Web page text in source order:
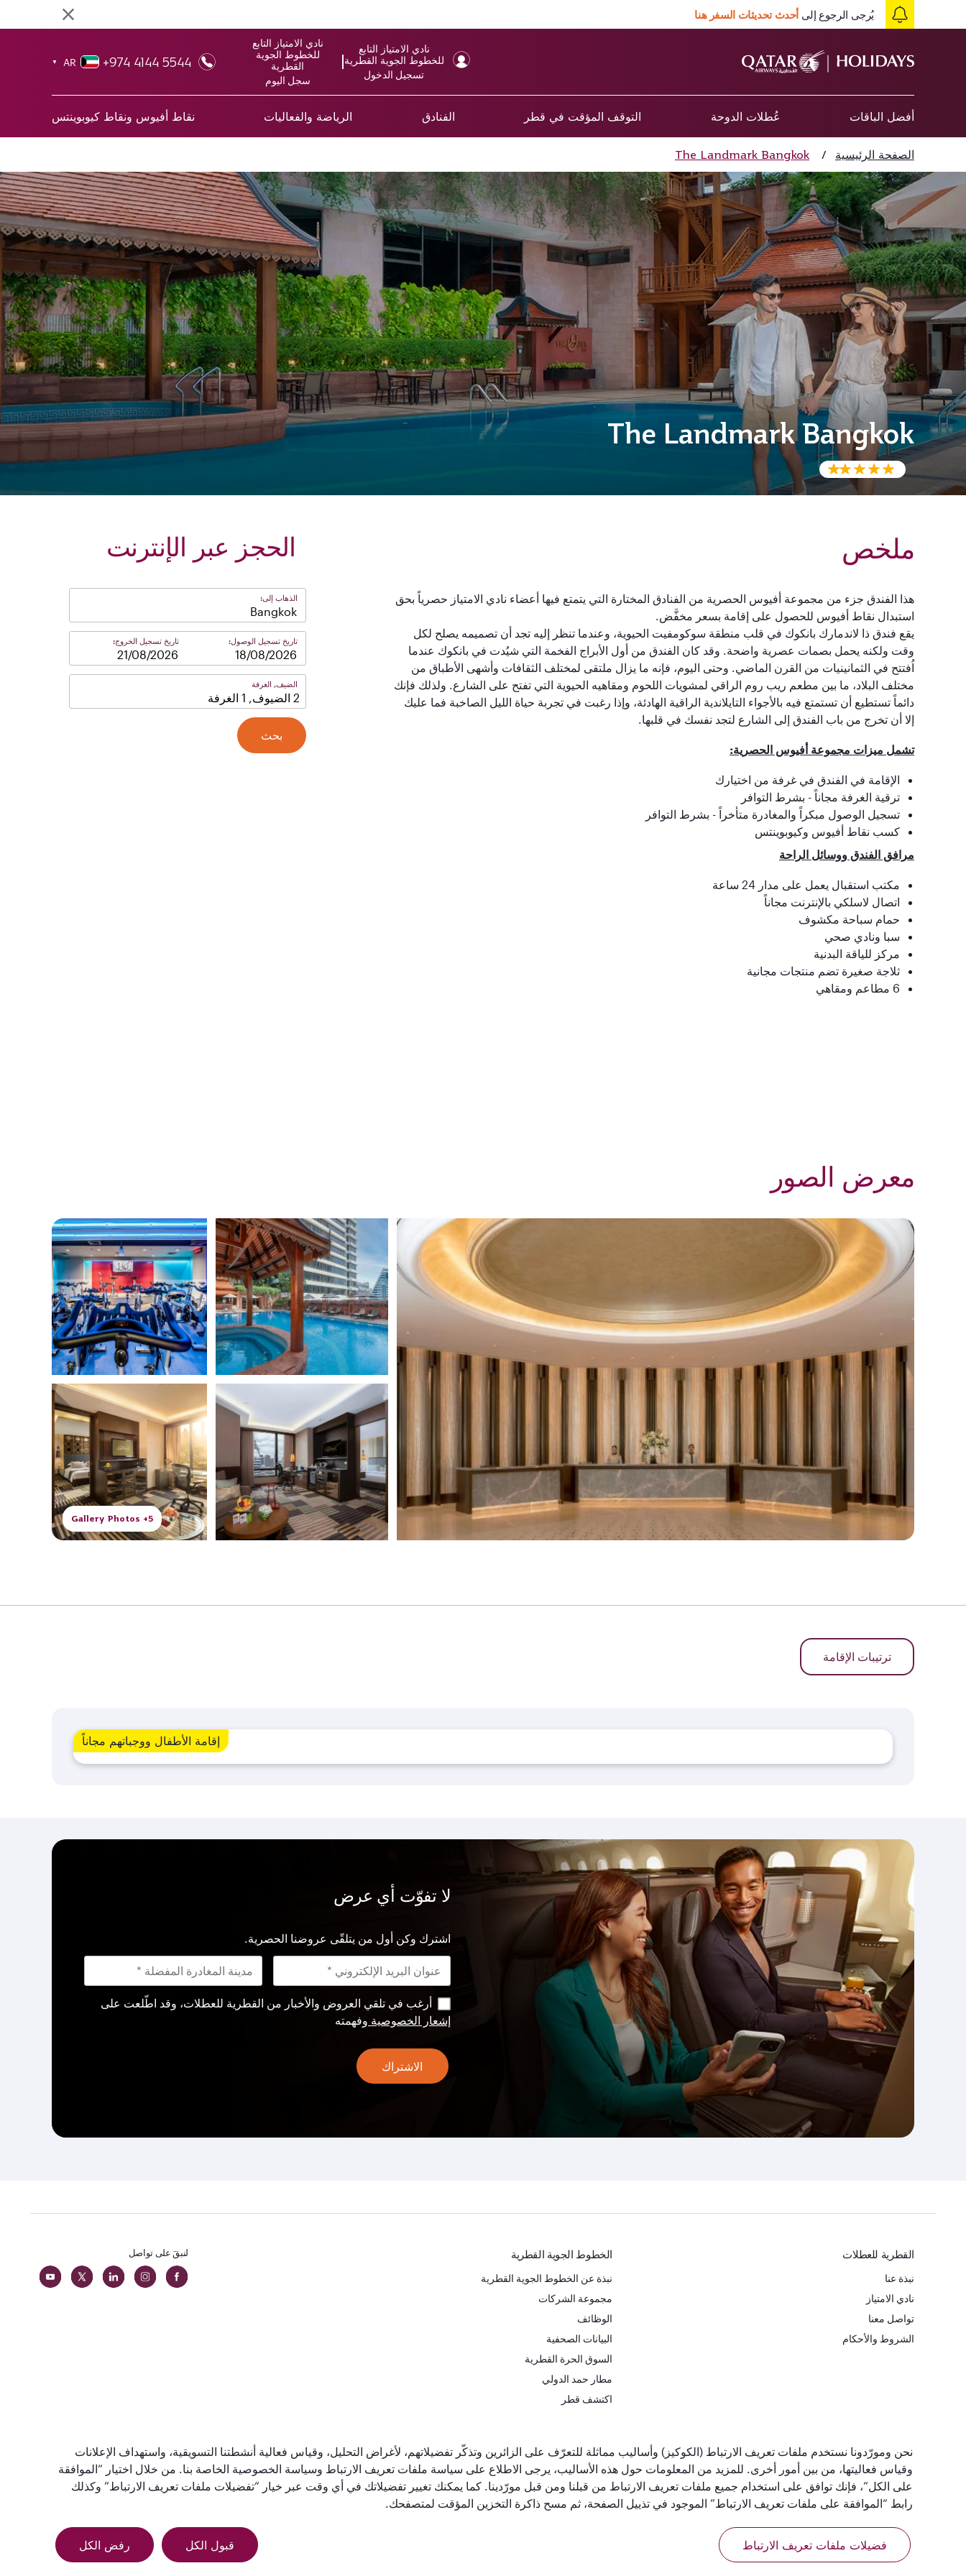
يُرجى الرجوع إلى أحدث تحديثات السفر هنا
نادي الامتياز التابع
للخطوط الجوية القطرية
تسجيل الدخول
نادي الامتياز التابع
للخطوط الجوية
القطرية
سجل اليوم
+974 4144 5544
AR
▼
أفضل الباقات عُطلات الدوحة التوقف المؤقت في قطر الفنادق الرياضة والفعاليات نقاط أفيوس ونقاط كيوبوينتس
الصفحة الرئيسية /
The Landmark Bangkok
The Landmark Bangkok
ملخص
هذا الفندق جزء من مجموعة أفيوس الحصرية من الفنادق المختارة التي يتمتع فيها أعضاء نادي الامتياز حصرياً بحق
استبدال نقاط أفيوس للحصول على إقامة بسعر مخفَّض.
يقع فندق ذا لاندمارك بانكوك في قلب منطقة سوكومفيت الحيوية، وعندما تنظر إليه تجد أن تصميمه يصلح لكل
وقت ولكنه يحمل بصمات عصرية واضحة. وقد كان الفندق من أول الأبراج الفخمة التي شيُدت في بانكوك عندما
اُفتتح في الثمانينيات من القرن الماضي. وحتى اليوم، فإنه ما يزال ملتقى لمختلف الثقافات وأشهى الأطباق من
مختلف البلاد، ما بين مطعم ريب روم الراقي لمشويات اللحوم ومقاهيه الحيوية التي تفتح على الشارع. ولذلك فإنك
دائماً تستطيع أن تستمتع فيه بالأجواء التايلاندية الراقية الهادئة، وإذا رغبت في تجربة حياة الليل الصاخبة فما عليك
إلا أن تخرج من باب الفندق إلى الشارع لتجد نفسك في قلبها.
تشمل ميزات مجموعة أفيوس الحصرية:
الإقامة في الفندق في غرفة من اختيارك
ترقية الغرفة مجاناً - بشرط التوافر
تسجيل الوصول مبكراً والمغادرة متأخراً - بشرط التوافر
كسب نقاط أفيوس وكيوبوينتس
مرافق الفندق ووسائل الراحة
مكتب استقبال يعمل على مدار 24 ساعة
اتصال لاسلكي بالإنترنت مجاناً
حمام سباحة مكشوف
سبا ونادي صحي
مركز للياقة البدنية
ثلاجة صغيرة تضم منتجات مجانية
6 مطاعم ومقاهي
الحجز عبر الإنترنت
الذهاب إلى:
Bangkok
تاريخ تسجيل الوصول: تاريخ تسجيل الخروج:
الضيف, الغرفة
2 الضيوف, 1 الغرفة
بحث
معرض الصور
5+ Gallery Photos
ترتيبات الإقامة
إقامة الأطفال ووجباتهم مجاناً
لا تفوّت أي عرض
اشترك وكن أول من يتلقّى عروضنا الحصرية.
أرغب في تلقي العروض والأخبار من القطرية للعطلات، وقد اطّلعت على
إشعار الخصوصية وفهمته
الاشتراك
القطرية للعطلات
نبذة عنا
نادي الامتياز
تواصل معنا
الشروط والأحكام
الخطوط الجوية القطرية
نبذة عن الخطوط الجوية القطرية
مجموعة الشركات
الوظائف
البيانات الصحفية
السوق الحرة القطرية
مطار حمد الدولي
اكتشف قطر
لنبقَ على تواصل
أفضل شركة طيران في
العالم
أفضل درجة رجال أعمال
في العالم
أفضل صالة لدرجة رجال
الأعمال في العالم
أفضل شركة طيران في
الشرق الأوسط
الشروط والأحكام سياسة ملفات تعريف الارتباط QRH (Arabic - KWD). جميع الحقوق محفوظة.
نحن ومورّدونا نستخدم ملفات تعريف الارتباط (الكوكيز) وأساليب مماثلة للتعرّف على الزائرين وتذكّر تفضيلاتهم، لأغراض التحليل، وقياس فعالية أنشطتنا التسويقية، واستهداف الإعلانات
وقياس فعاليتها، من بين أمور أخرى. للمزيد من المعلومات حول هذه الأساليب، يرجى الاطلاع على سياسة ملفات تعريف الارتباط وسياسة الخصوصية الخاصة بنا. من خلال اختيار “الموافقة
على الكل”، فإنك توافق على استخدام جميع ملفات تعريف الارتباط من قبلنا ومن قبل مورّدينا. كما يمكنك تغيير تفضيلاتك في أي وقت عبر خيار “تفضيلات ملفات تعريف الارتباط” وكذلك
رابط “الموافقة على ملفات تعريف الارتباط” الموجود في تذييل الصفحة، ثم مسح ذاكرة التخزين المؤقت لمتصفحك.
فضيلات ملفات تعريف الارتباط قبول الكل رفض الكل